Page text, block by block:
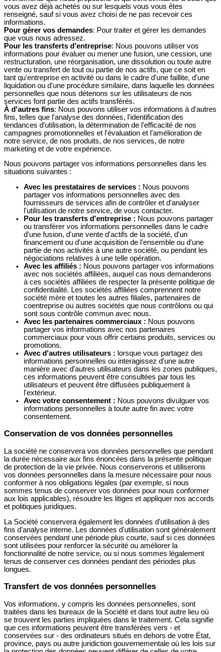
vous avez déjà achetés ou sur lesquels vous vous êtes
renseigné, sauf si vous avez choisi de ne pas recevoir ces
informations.
Pour gérer vos demandes: Pour traiter et gérer les demandes
que vous nous adressez.
Pour les transferts d'entreprise: Nous pouvons utiliser vos
informations pour évaluer ou mener une fusion, une cession, une
restructuration, une réorganisation, une dissolution ou toute autre
vente ou transfert de tout ou partie de nos actifs, que ce soit en
tant qu'entreprise en activité ou dans le cadre d'une faillite, d'une
liquidation ou d'une procédure similaire, dans laquelle les données
personnelles que nous détenons sur les utilisateurs de nos
services font partie des actifs transférés.
À d'autres fins: Nous pouvons utiliser vos informations à d'autres
fins, telles que l'analyse des données, l'identification des
tendances d'utilisation, la détermination de l'efficacité de nos
campagnes promotionnelles et l'évaluation et l'amélioration de
notre service, de nos produits, de nos services, de notre
marketing et de votre expérience.
Nous pouvons partager vos informations personnelles dans les
situations suivantes :
Avec les prestataires de services : Nous pouvons
partager vos informations personnelles avec des
fournisseurs de services afin de contrôler et d'analyser
l'utilisation de notre service, de vous contacter.
Pour les transferts d'entreprise : Nous pouvons partager
ou transférer vos informations personnelles dans le cadre
d'une fusion, d'une vente d'actifs de la société, d'un
financement ou d'une acquisition de l'ensemble ou d'une
partie de nos activités à une autre société, ou pendant les
négociations relatives à une telle opération.
Avec les affiliés : Nous pouvons partager vos informations
avec nos sociétés affiliées, auquel cas nous demanderons
à ces sociétés affiliées de respecter la présente politique de
confidentialité. Les sociétés affiliées comprennent notre
société mère et toutes les autres filiales, partenaires de
coentreprise ou autres sociétés que nous contrôlons ou qui
sont sous contrôle commun avec nous.
Avec les partenaires commerciaux : Nous pouvons
partager vos informations avec nos partenaires
commerciaux pour vous offrir certains produits, services ou
promotions.
Avec d'autres utilisateurs : lorsque vous partagez des
informations personnelles ou interagissez d'une autre
manière avec d'autres utilisateurs dans les zones publiques,
ces informations peuvent être consultées par tous les
utilisateurs et peuvent être diffusées publiquement à
l'extérieur.
Avec votre consentement : Nous pouvons divulguer vos
informations personnelles à toute autre fin avec votre
consentement.
Conservation de vos données personnelles
La société ne conservera vos données personnelles que pendant
la durée nécessaire aux fins énoncées dans la présente politique
de protection de la vie privée. Nous conserverons et utiliserons
vos données personnelles dans la mesure nécessaire pour nous
conformer à nos obligations légales (par exemple, si nous
sommes tenus de conserver vos données pour nous conformer
aux lois applicables), résoudre les litiges et appliquer nos accords
et politiques juridiques.
La Société conservera également les données d'utilisation à des
fins d'analyse interne. Les données d'utilisation sont généralement
conservées pendant une période plus courte, sauf si ces données
sont utilisées pour renforcer la sécurité ou améliorer la
fonctionnalité de notre service, ou si nous sommes légalement
tenus de conserver ces données pendant des périodes plus
longues.
Transfert de vos données personnelles
Vos informations, y compris les données personnelles, sont
traitées dans les bureaux de la Société et dans tout autre lieu où
se trouvent les parties impliquées dans le traitement. Cela signifie
que ces informations peuvent être transférées vers - et
conservées sur - des ordinateurs situés en dehors de votre État,
province, pays ou autre juridiction gouvernementale où les lois sur